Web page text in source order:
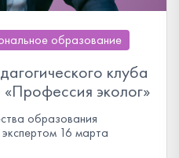
образование
клуба
эколог»
образования
16 марта